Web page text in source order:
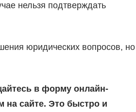
нельзя подтверждать
юридических вопросов, но
в форму онлайн-
на сайте. Это быстро и